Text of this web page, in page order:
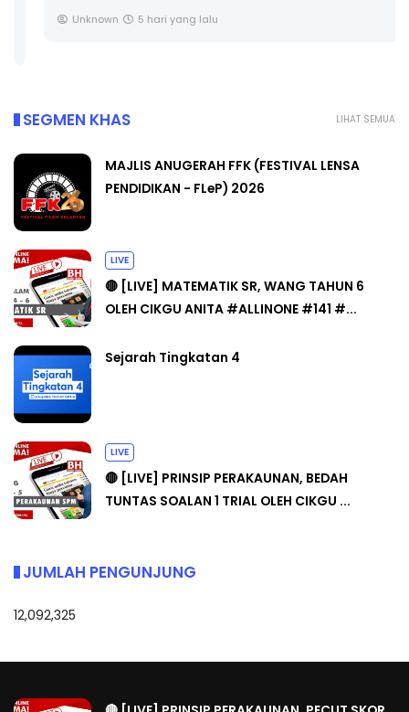
Unknown 5 hari yang lalu
LIHAT SEMUA
SEGMEN KHAS
MAJLIS ANUGERAH FFK (FESTIVAL LENSA
PENDIDIKAN - FLeP) 2026
LIVE
🔴 [LIVE] MATEMATIK SR, WANG TAHUN 6
OLEH CIKGU ANITA #ALLINONE #141 #...
Sejarah Tingkatan 4
LIVE
🔴 [LIVE] PRINSIP PERAKAUNAN, BEDAH
TUNTAS SOALAN 1 TRIAL OLEH CIKGU ...
JUMLAH PENGUNJUNG
12,092,325